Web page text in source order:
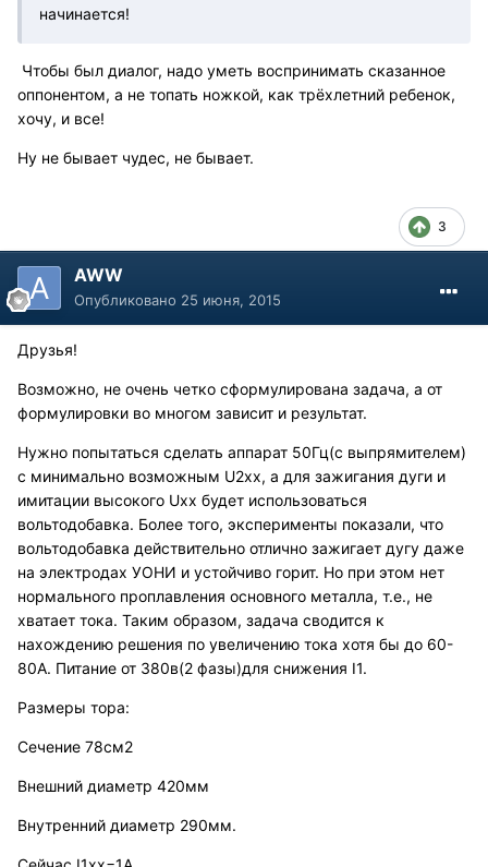
начинается!
Чтобы был диалог, надо уметь воспринимать сказанное
оппонентом, а не топать ножкой, как трёхлетний ребенок,
хочу, и все!
Ну не бывает чудес, не бывает.
3
AWW
Опубликовано 25 июня, 2015
Друзья!
Возможно, не очень четко сформулирована задача, а от
формулировки во многом зависит и результат.
Нужно попытаться сделать аппарат 50Гц(с выпрямителем)
с минимально возможным U2xx, а для зажигания дуги и
имитации высокого Uxx будет использоваться
вольтодобавка. Более того, эксперименты показали, что
вольтодобавка действительно отлично зажигает дугу даже
на электродах УОНИ и устойчиво горит. Но при этом нет
нормального проплавления основного металла, т.е., не
хватает тока. Таким образом, задача сводится к
нахождению решения по увеличению тока хотя бы до 60-
80А. Питание от 380в(2 фазы)для снижения I1.
Размеры тора:
Сечение 78см2
Внешний диаметр 420мм
Внутренний диаметр 290мм.